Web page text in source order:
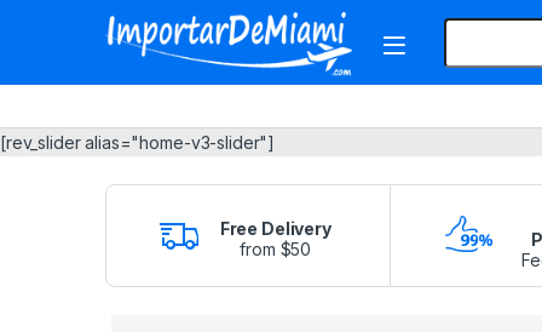
Skip to navigation
Skip to content
Search for:
[rev_slider alias="home-v3-slider"]
Free Delivery
from $50